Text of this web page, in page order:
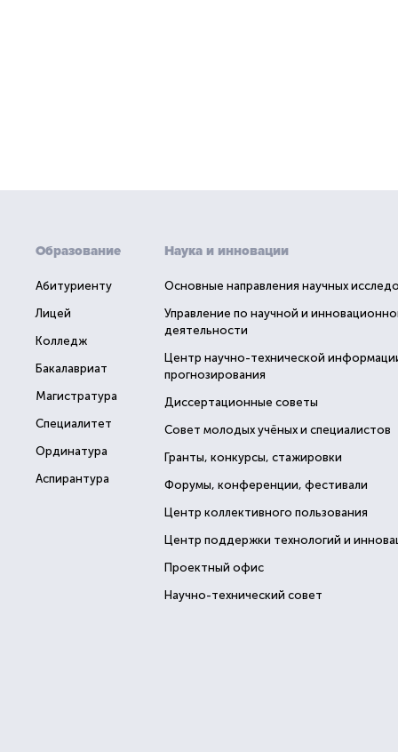
Образование
Абитуриенту
Лицей
Колледж
Бакалавриат
Магистратура
Специалитет
Ординатура
Аспирантура
Наука и инновации
Основные направления научных
Управление по научной и
деятельности
Центр научно-технической
прогнозирования
Диссертационные советы
Совет молодых учёных и специалистов
Гранты, конкурсы, стажировки
Форумы, конференции, фестивали
Центр коллективного пользования
Центр поддержки технологий и
Проектный офис
Научно-технический совет